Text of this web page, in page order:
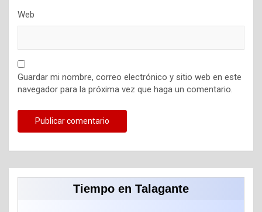
Web
Guardar mi nombre, correo electrónico y sitio web en este
navegador para la próxima vez que haga un comentario.
Tiempo en Talagante